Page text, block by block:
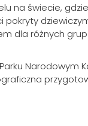
na świecie,
pokryty
dla różnych
Narodowym